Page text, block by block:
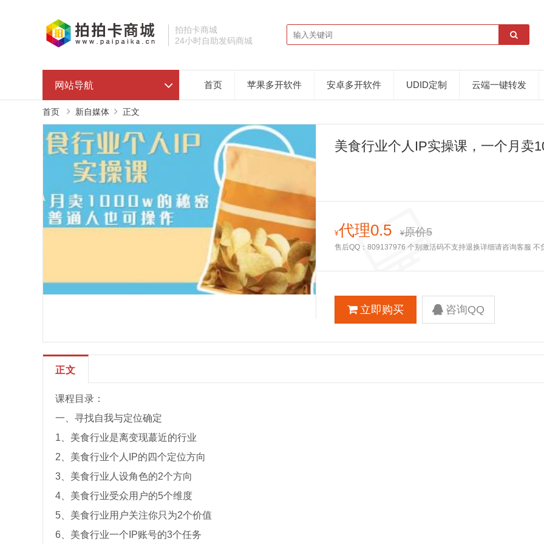
拍拍卡商城
24小时自助发码商城
网站导航 首页 苹果多开软件 安卓多开软件 UDID定制 云端一键转发
首页 新自媒体 正文
美食行业个人IP实操课，一个月卖
¥代理0.5 ¥原价5
售后QQ：809137976 个别激活码不支持退换详细请咨询客服 不
立即购买 咨询QQ
正文
课程目录：
一、寻找自我与定位确定
1、美食行业是离变现蕞近的行业
2、美食行业个人IP的四个定位方向
3、美食行业人设角色的2个方向
4、美食行业受众用户的5个维度
5、美食行业用户关注你只为2个价值
6、美食行业一个IP账号的3个任务